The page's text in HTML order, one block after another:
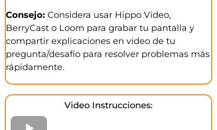
Consejo: Considera usar Hippo Video,
BerryCast o Loom para grabar tu pantalla y
compartir explicaciones en video de tu
pregunta/desafío para resolver problemas más
rápidamente.
Video Instrucciones: